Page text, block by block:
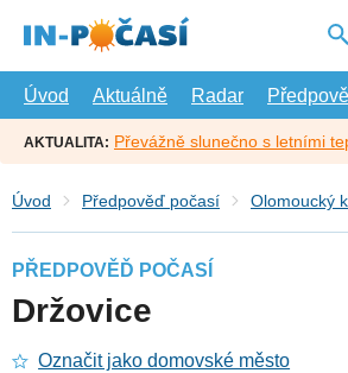
hlavní
Úvod
Aktuálně Radar
AKTUALITA: Převážně slunečno s letními
Úvod Předpověď počasí Olomoucký
PŘEDPOVĚĎ POČASÍ
Držovice
Označit jako domovské město